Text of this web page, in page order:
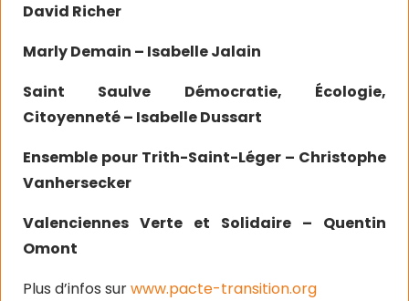
David Richer
Marly Demain – Isabelle Jalain
Saint Saulve Démocratie, Écologie,
Citoyenneté – Isabelle Dussart
Ensemble pour Trith-Saint-Léger – Christophe
Vanhersecker
Valenciennes Verte et Solidaire – Quentin
Omont
Plus d’infos surwww.pacte-transition.org